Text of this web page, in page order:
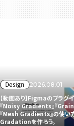
Design 2026.08.01
【動画あり】Figmaのプラ
『Noisy Gradients』『
『Mesh Gradients』の使い
Gradationを作ろう。